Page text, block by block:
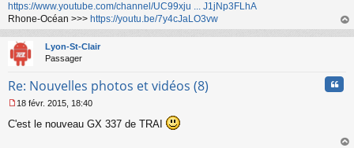
g
e
n
o
n
l
https://www.youtube.com/channel/UC99xju ... J1jNp3FLhA
Rhone-Océan >>> https://youtu.be/7y4cJaLO3vw
au
Lyon-St-Clair
Passager
Re: Nouvelles photos et vidéos (8)
e
18 févr. 2015, 18:40
C'est le nouveau GX 337 de TRAI